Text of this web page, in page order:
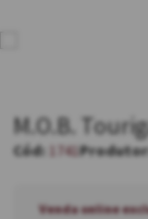
M.O.B.
1741
Venda online